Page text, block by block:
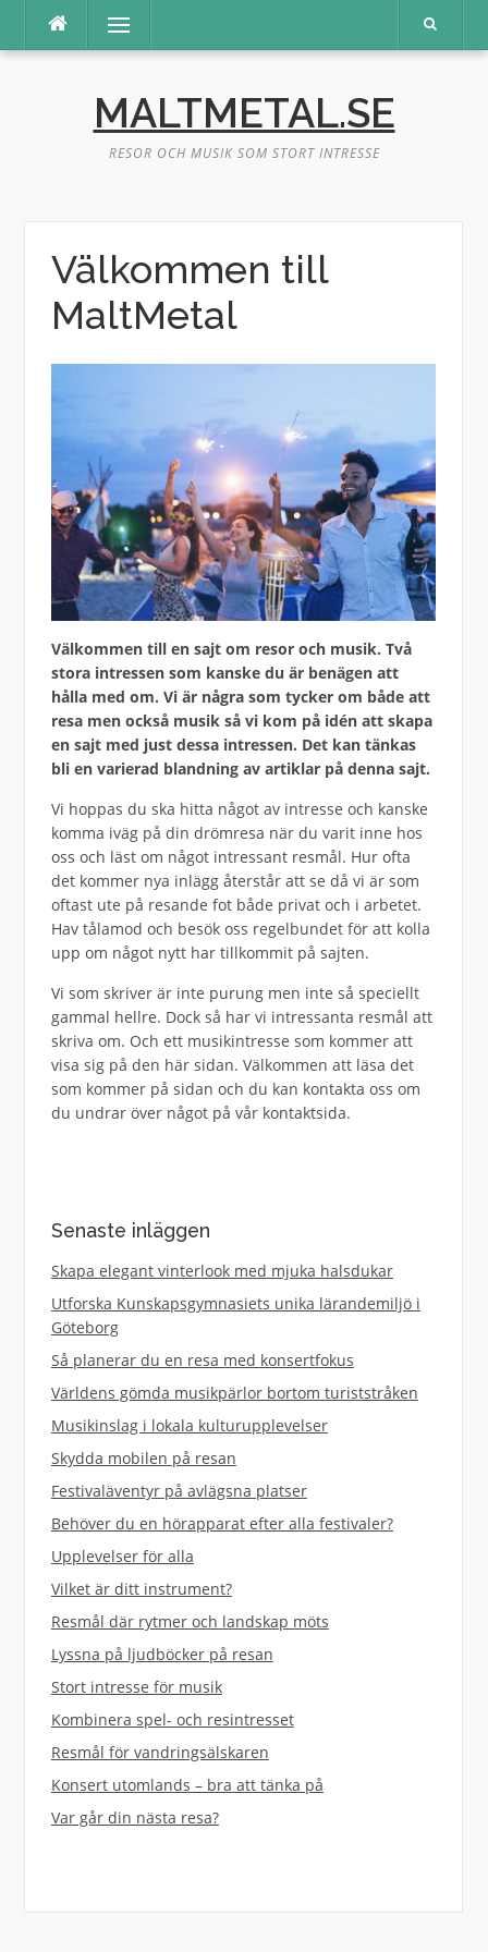
innehåll
Meny
MALTMETAL.SE
RESOR OCH MUSIK SOM STORT INTRESSE
Välkommen till
MaltMetal
Välkommen till en sajt om resor och musik. Två
stora intressen som kanske du är benägen att
hålla med om. Vi är några som tycker om både att
resa men också musik så vi kom på idén att skapa
en sajt med just dessa intressen. Det kan tänkas
bli en varierad blandning av artiklar på denna sajt.
Vi hoppas du ska hitta något av intresse och kanske
komma iväg på din drömresa när du varit inne hos
oss och läst om något intressant resmål. Hur ofta
det kommer nya inlägg återstår att se då vi är som
oftast ute på resande fot både privat och i arbetet.
Hav tålamod och besök oss regelbundet för att kolla
upp om något nytt har tillkommit på sajten.
Vi som skriver är inte purung men inte så speciellt
gammal hellre. Dock så har vi intressanta resmål att
skriva om. Och ett musikintresse som kommer att
visa sig på den här sidan. Välkommen att läsa det
som kommer på sidan och du kan kontakta oss om
du undrar över något på vår kontaktsida.
Senaste inläggen
Skapa elegant vinterlook med mjuka halsdukar
Utforska Kunskapsgymnasiets unika lärandemiljö i
Göteborg
Så planerar du en resa med konsertfokus
Världens gömda musikpärlor bortom turiststråken
Musikinslag i lokala kulturupplevelser
Skydda mobilen på resan
Festivaläventyr på avlägsna platser
Behöver du en hörapparat efter alla festivaler?
Upplevelser för alla
Vilket är ditt instrument?
Resmål där rytmer och landskap möts
Lyssna på ljudböcker på resan
Stort intresse för musik
Kombinera spel- och resintresset
Resmål för vandringsälskaren
Konsert utomlands – bra att tänka på
Var går din nästa resa?